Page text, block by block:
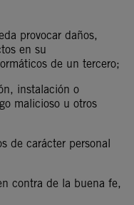
provocar daños,
en su
de un tercero;
instalación o
malicioso u otros
de carácter personal
contra de la buena fe,